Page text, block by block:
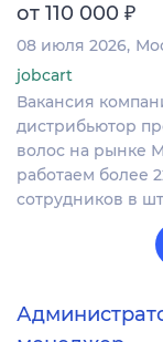
от 110 000 ₽
08 июля 2026
jobcart
Вакансия
дистрибьютор
волос на рынке
работаем более
сотрудников в